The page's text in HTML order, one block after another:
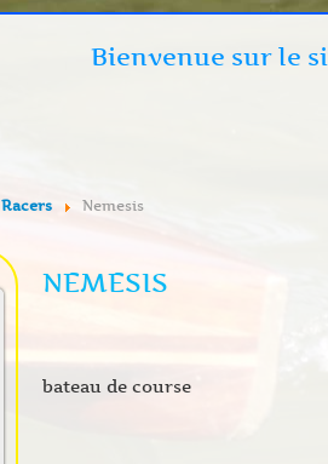
Bienvenue sur le
Racers Nemesis
NEMESIS
bateau de course